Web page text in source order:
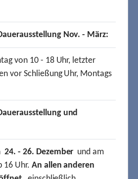
Nov. - März:
von 10 - 18 Uhr, letzter
vor Schließung Uhr, Montags
und
24. - 26. Dezember und am
Uhr. An allen anderen